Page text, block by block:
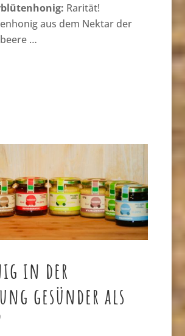
Rarität!
aus dem Nektar der
…
in der
gesünder als